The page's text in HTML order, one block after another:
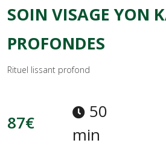
SOIN VISAGE YON
PROFONDES
Rituel lissant profond
87€
50
min